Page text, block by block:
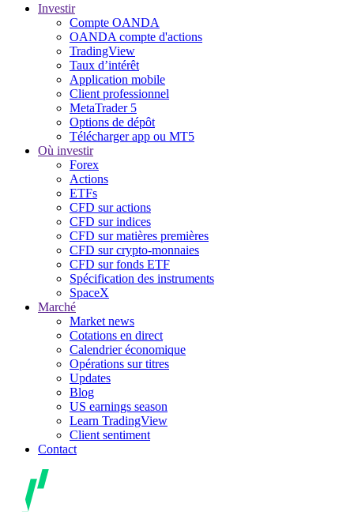
Investir
Compte OANDA
OANDA compte d'actions
TradingView
Taux d’intérêt
Application mobile
Client professionnel
MetaTrader 5
Options de dépôt
Télécharger app ou MT5
Où investir
Forex
Actions
ETFs
CFD sur actions
CFD sur indices
CFD sur matières premières
CFD sur crypto-monnaies
CFD sur fonds ETF
Spécification des instruments
SpaceX
Marché
Market news
Cotations en direct
Calendrier économique
Opérations sur titres
Updates
Blog
US earnings season
Learn TradingView
Client sentiment
Contact